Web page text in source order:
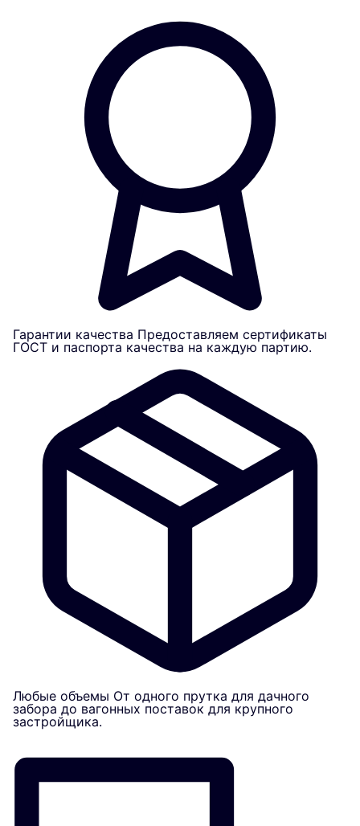
Гарантии качества Предоставляем сертификаты
ГОСТ и паспорта качества на каждую партию.
Любые объемы От одного прутка для дачного
забора до вагонных поставок для крупного
застройщика.